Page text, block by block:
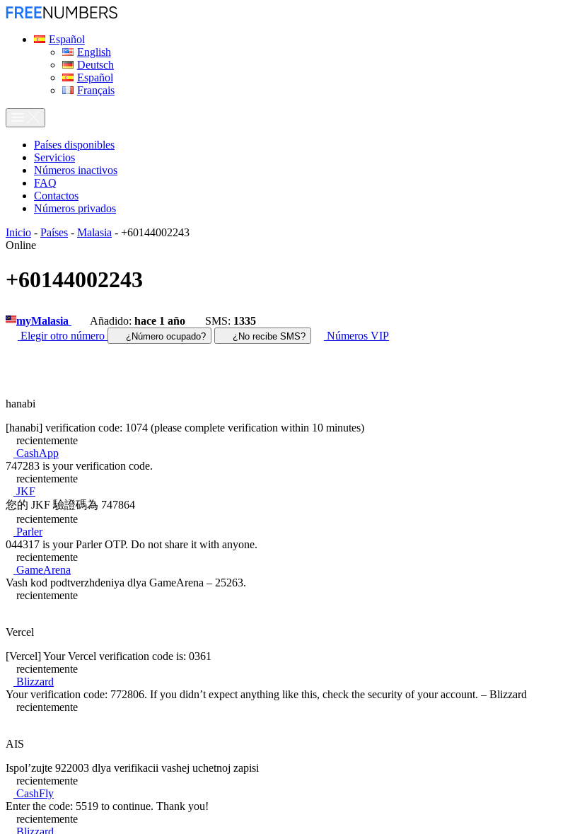
Español
English
Deutsch
Español
Français
Países disponibles
Servicios
Números inactivos
FAQ
Contactos
Números privados
Inicio - Países - Malasia - +60144002243
Online
+60144002243
myMalasia Añadido: hace 1 año SMS: 1335
Elegir otro número
¿Número ocupado? ¿No recibe SMS? Números VIP
hanabi
[hanabi] verification code: 1074 (please complete verification within 10 minutes)
recientemente
CashApp
747283 is your verification code.
recientemente
JKF
您的 JKF 驗證碼為 747864
recientemente
Parler
044317 is your Parler OTP. Do not share it with anyone.
recientemente
GameArena
Vash kod podtverzhdeniya dlya GameArena – 25263.
recientemente
Vercel
[Vercel] Your Vercel verification code is: 0361
recientemente
Blizzard
Your verification code: 772806. If you didn’t expect anything like this, check the security of your account. – Blizzard
recientemente
AIS
Ispol’zujte 922003 dlya verifikacii vashej uchetnoj zapisi
recientemente
CashFly
Enter the code: 5519 to continue. Thank you!
recientemente
Blizzard